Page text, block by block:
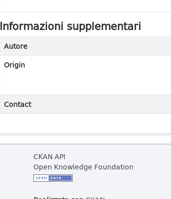
Informazioni supplementari
Autore
Origin
Contact
CKAN API
Open Knowledge Foundation